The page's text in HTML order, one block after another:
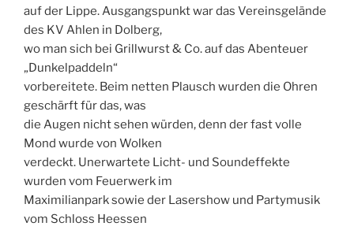
auf der Lippe. Ausgangspunkt war das Vereinsgelände
des KV Ahlen in Dolberg,
wo man sich bei Grillwurst & Co. auf das Abenteuer
„Dunkelpaddeln“
vorbereitete. Beim netten Plausch wurden die Ohren
geschärft für das, was
die Augen nicht sehen würden, denn der fast volle
Mond wurde von Wolken
verdeckt. Unerwartete Licht- und Soundeffekte
wurden vom Feuerwerk im
Maximilianpark sowie der Lasershow und Partymusik
vom Schloss Heessen